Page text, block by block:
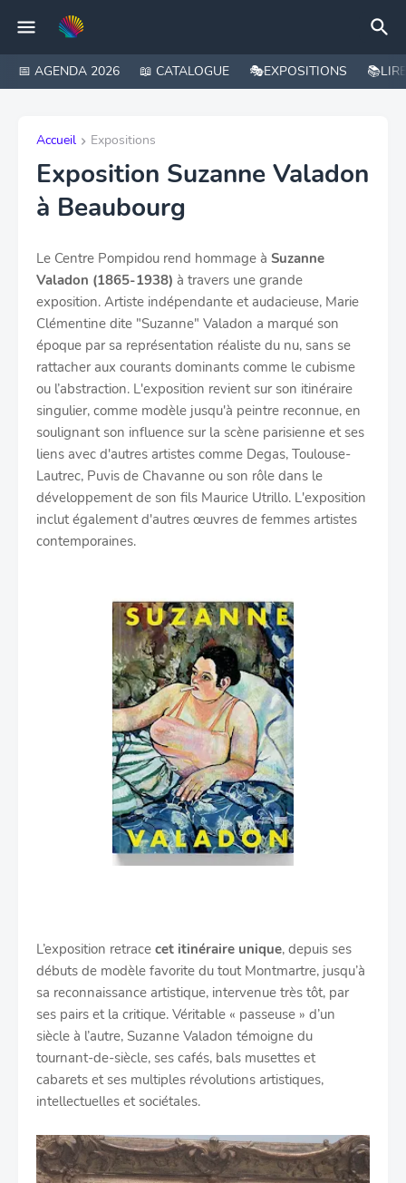
📅 AGENDA 2026 📖 CATALOGUE 🎭EXPOSITIONS 📚LIRE
Accueil Expositions
Exposition Suzanne Valadon
à Beaubourg
Le Centre Pompidou rend hommage à Suzanne
Valadon (1865-1938) à travers une grande
exposition. Artiste indépendante et audacieuse, Marie
Clémentine dite "Suzanne" Valadon a marqué son
époque par sa représentation réaliste du nu, sans se
rattacher aux courants dominants comme le cubisme
ou l’abstraction. L'exposition revient sur son itinéraire
singulier, comme modèle jusqu'à peintre reconnue, en
soulignant son influence sur la scène parisienne et ses
liens avec d'autres artistes comme Degas, Toulouse-
Lautrec, Puvis de Chavanne ou son rôle dans le
développement de son fils Maurice Utrillo. L'exposition
inclut également d'autres œuvres de femmes artistes
contemporaines.
L’exposition retrace cet itinéraire unique, depuis ses
débuts de modèle favorite du tout Montmartre, jusqu’à
sa reconnaissance artistique, intervenue très tôt, par
ses pairs et la critique. Véritable « passeuse » d’un
siècle à l’autre, Suzanne Valadon témoigne du
tournant-de-siècle, ses cafés, bals musettes et
cabarets et ses multiples révolutions artistiques,
intellectuelles et sociétales.